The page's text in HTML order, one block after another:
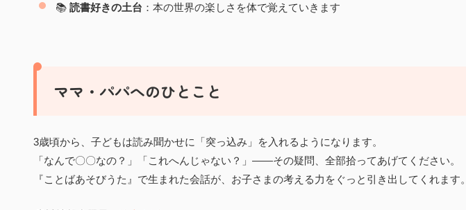
📚 読書好きの土台 ：本の世界の楽しさを体で覚えていきます
ママ・パパへのひとこと
3歳頃から、子どもは読み聞かせに「突っ込み」を入れるようになります。
「なんで〇〇なの？」「これへんじゃない？」——その疑問、全部拾ってあげてください。
『ことばあそびうた』で生まれた会話が、お子さまの考える力をぐっと引き出してくれます。